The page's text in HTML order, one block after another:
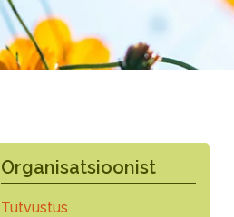
Organisatsioonist
Tutvustus